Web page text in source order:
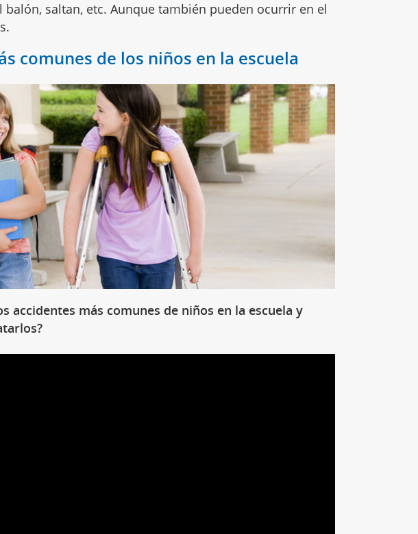
balón, saltan, etc. Aunque también pueden ocurrir en el
comunes de los niños en la escuela
accidentes más comunes de niños en la escuela y